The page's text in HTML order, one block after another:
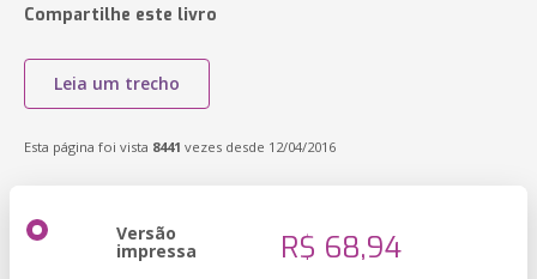
Compartilhe este livro
Leia um trecho
Esta página foi vista 8441 vezes desde 12/04/2016
Versão
impressa R$ 68,94